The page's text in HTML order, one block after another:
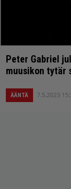
Peter Gabriel
muusikon tytär
ÄÄNTÄ 7.5.2023